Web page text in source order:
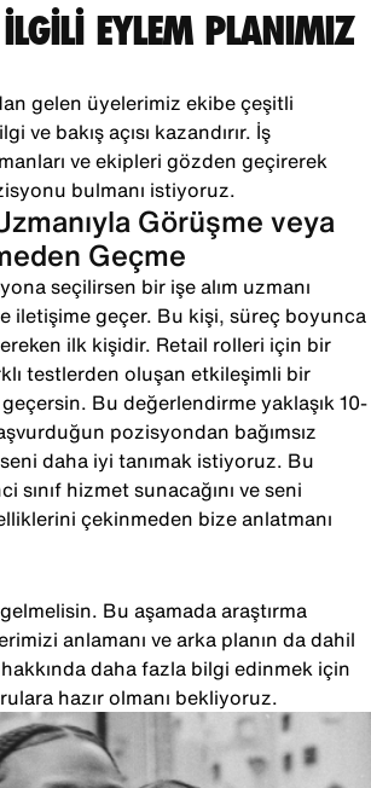
EYLEM PLANIMIZ
gelen üyelerimiz ekibe çeşitli
ve bakış açısı kazandırır. İş
ve ekipleri gözden geçirerek
bulmanı istiyoruz.
Görüşme veya
Geçme
seçilirsen bir işe alım uzmanı
iletişime geçer. Bu kişi, süreç boyunca
ilk kişidir. Retail rolleri için bir
testlerden oluşan etkileşimli bir
Bu değerlendirme yaklaşık 10-
pozisyondan bağımsız
daha iyi tanımak istiyoruz. Bu
sınıf hizmet sunacağını ve seni
çekinmeden bize anlatmanı
Bu aşamada araştırma
anlamanı ve arka planın da dahil
daha fazla bilgi edinmek için
hazır olmanı bekliyoruz.